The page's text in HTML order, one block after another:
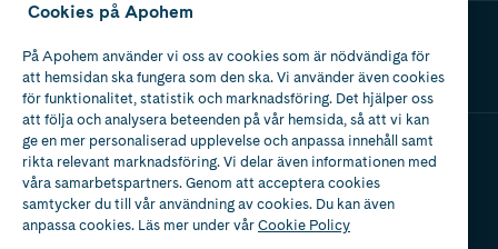
Apotek med tillstånd
av Läkemedelsverket
Cookies på Apohem
På Apohem använder vi oss av cookies som är nödvändiga för
att hemsidan ska fungera som den ska. Vi använder även cookies
för funktionalitet, statistik och marknadsföring. Det hjälper oss
att följa och analysera beteenden på vår hemsida, så att vi kan
ge en mer personaliserad upplevelse och anpassa innehåll samt
rikta relevant marknadsföring. Vi delar även informationen med
våra samarbetspartners. Genom att acceptera cookies
samtycker du till vår användning av cookies. Du kan även
anpassa cookies. Läs mer under vårCookie Policy